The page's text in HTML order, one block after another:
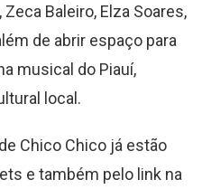
Baleiro, Elza Soares,
de abrir espaço para
musical do Piauí,
local.
Chico Chico já estão
e também pelo link na